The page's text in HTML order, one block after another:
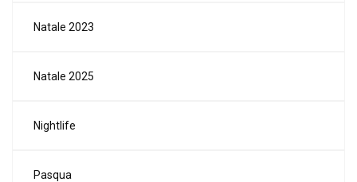
Natale 2023
Natale 2025
Nightlife
Pasqua